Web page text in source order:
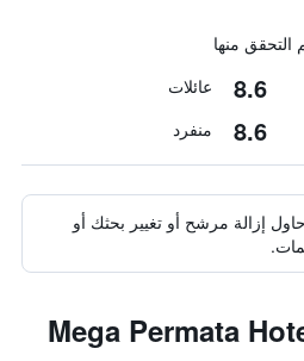
8.6 عائلات
8.6 منفرد
إزالة مرشح أو تغيير بحثك أو